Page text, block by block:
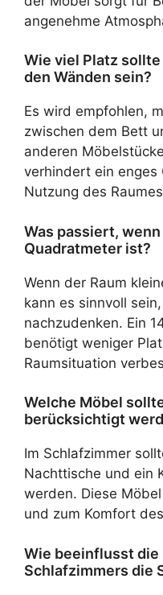
angenehme
Wie viel Platz
den Wänden sein?
Es wird empfohlen,
zwischen dem Bett
anderen
verhindert ein
Nutzung des
Was passiert,
Quadratmeter ist?
Wenn der Raum
kann es sinnvoll
nachzudenken. Ein
benötigt weniger
Raumsituation
Welche Möbel
berücksichtigt
Im Schlafzimmer
Nachttische und ein
werden. Diese
und zum Komfort
Wie beeinflusst die
Schlafzimmers die